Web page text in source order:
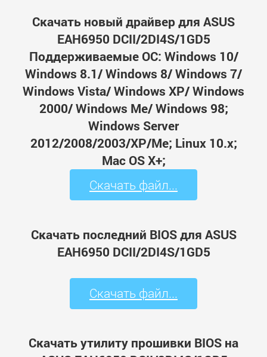
Скачать новый драйвер для ASUS
EAH6950 DCII/2DI4S/1GD5
Поддерживаемые ОС: Windows 10/
Windows 8.1/ Windows 8/ Windows 7/
Windows Vista/ Windows XP/ Windows
2000/ Windows Me/ Windows 98;
Windows Server
2012/2008/2003/XP/Me; Linux 10.x;
Mac OS X+;
Скачать файл...
Скачать последний BIOS для ASUS
EAH6950 DCII/2DI4S/1GD5
Скачать файл...
Скачать утилиту прошивки BIOS на